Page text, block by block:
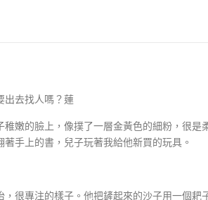
出去找人嗎？蓮
嫩的臉上，像撲了一層金黃色的細粉，很是
手上的書，兒子玩著我給他新買的玩具。
，很專注的樣子。他把鏟起來的沙子用一個耙